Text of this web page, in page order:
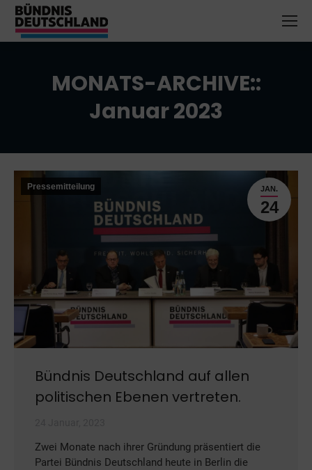
MONATS-ARCHIVE::
Januar 2023
JAN.
24
Pressemitteilung
Bündnis Deutschland auf allen
politischen Ebenen vertreten.
Zwei Monate nach ihrer Gründung präsentiert die
Partei Bündnis Deutschland heute in Berlin die